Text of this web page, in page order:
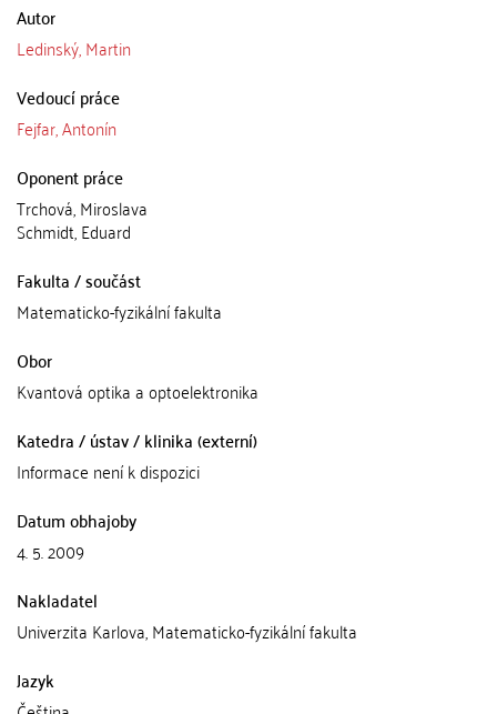
Autor
Ledinský, Martin
Vedoucí práce
Fejfar, Antonín
Oponent práce
Trchová, Miroslava
Schmidt, Eduard
Fakulta / součást
Matematicko-fyzikální fakulta
Obor
Kvantová optika a optoelektronika
Katedra / ústav / klinika (externí)
Informace není k dispozici
Datum obhajoby
4. 5. 2009
Nakladatel
Univerzita Karlova, Matematicko-fyzikální fakulta
Jazyk